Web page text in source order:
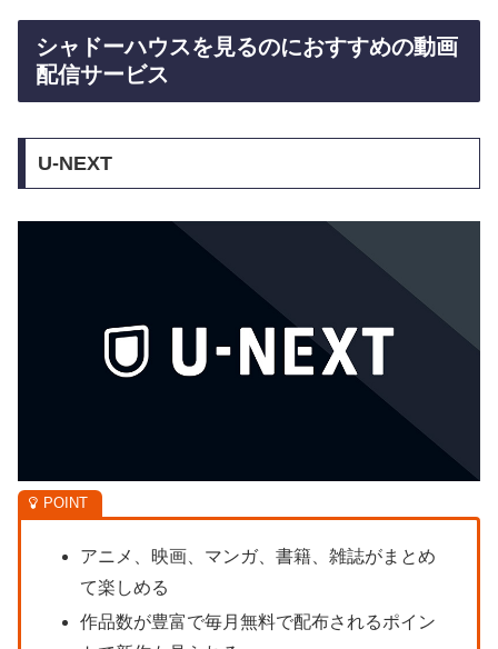
シャドーハウスを見るのにおすすめの動画
配信サービス
U-NEXT
アニメ、映画、マンガ、書籍、雑誌がまとめ
て楽しめる
作品数が豊富で毎月無料で配布されるポイン